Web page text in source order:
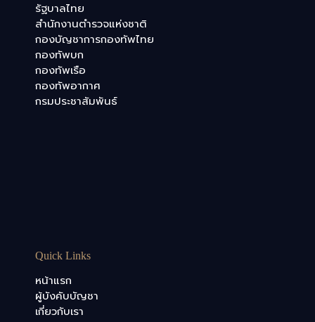
รัฐบาลไทย
สำนักงานตำรวจแห่งชาติ
กองบัญชาการกองทัพไทย
กองทัพบก
กองทัพเรือ
กองทัพอากาศ
กรมประชาสัมพันธ์
Quick Links
หน้าแรก
ผู้บังคับบัญชา
เกี่ยวกับเรา